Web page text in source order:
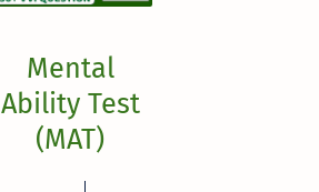
Mental
Ability Test
(MAT)